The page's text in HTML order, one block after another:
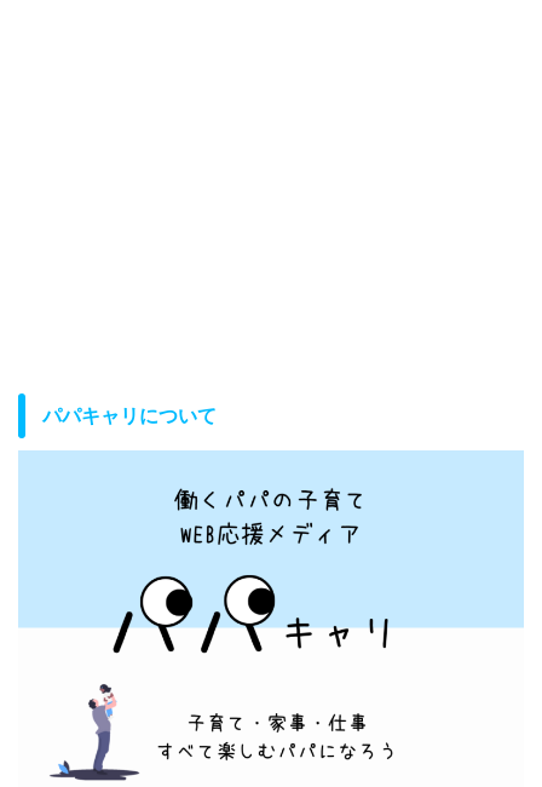
パパキャリについて